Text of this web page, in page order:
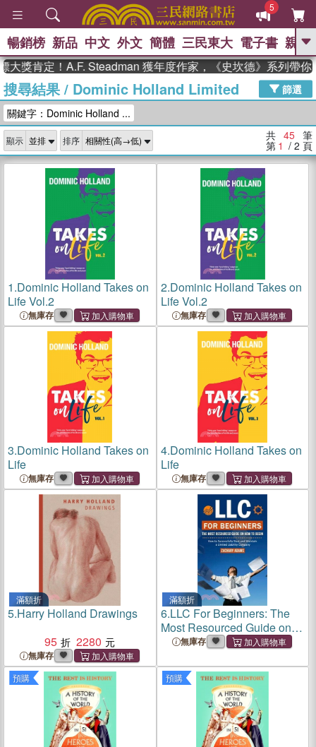
5
GO
熱搜： 東野圭吾 、 The Odyssey 、
父親節 、 如果歷史是一群喵 、 暑期
念華 、 台灣的李登輝時代 、 數學女
孩：黎曼猜想
偉大的迷走神經
暢銷榜 新品 中文 外文 簡體 三民東大 電子書 親子
定！A.F. Steadman 獲年度作家，《史坎德》系列帶你踏上熱
搜尋結果/ Dominic Holland Limited
篩選
關鍵字：Dominic Holland ...
顯示 排序 共 45 筆
第 1 / 2 頁
1.Dominic Holland Takes on
Life Vol.2
無庫存
2.Dominic Holland Takes on
Life Vol.2
無庫存
3.Dominic Holland Takes on
Life
無庫存
4.Dominic Holland Takes on
Life
無庫存
滿額折
5.Harry Holland Drawings
95
2280
無庫存
滿額折
6.LLC For Beginners: The
Most Resourced Guide on
How to Begin (How to
Maintain a Limited Liability
Company)
無庫存
預購 預購